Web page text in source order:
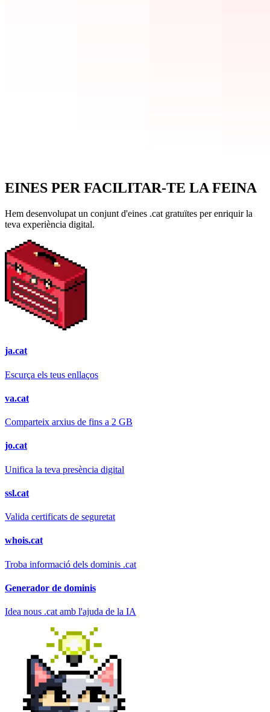
EINES PER FACILITAR-TE LA FEINA
Hem desenvolupat un conjunt d'eines .cat gratuïtes per enriquir la
teva experiència digital.
ja.cat
Escurça els teus enllaços
va.cat
Comparteix arxius de fins a 2 GB
jo.cat
Unifica la teva presència digital
ssl.cat
Valida certificats de seguretat
whois.cat
Troba informació dels dominis .cat
Generador de dominis
Idea nous .cat amb l'ajuda de la IA